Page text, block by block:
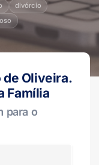
divórcio
de Oliveira.
Família
para o